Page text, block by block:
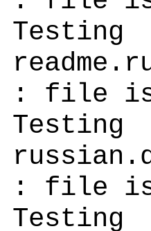
: file is
: file is